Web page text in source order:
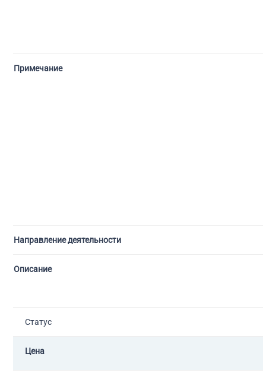
Примечание
Направление деятельности
Описание
Статус
Цена